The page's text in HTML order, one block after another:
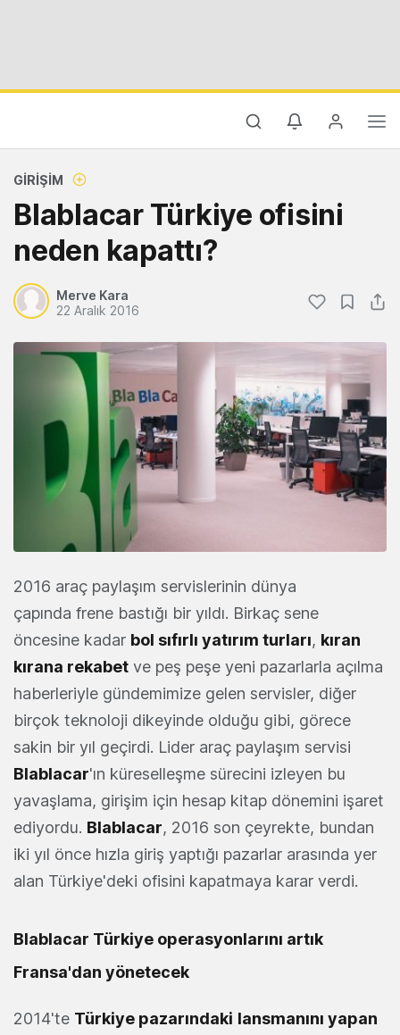
GIRIŞIM
Blablacar Türkiye ofisini
neden kapattı?
Merve Kara
22 Aralık 2016
2016 araç paylaşım servislerinin dünya
çapında frene bastığı bir yıldı. Birkaç sene
öncesine kadar bol sıfırlı yatırım turları, kıran
kırana rekabet ve peş peşe yeni pazarlarla açılma
haberleriyle gündemimize gelen servisler, diğer
birçok teknoloji dikeyinde olduğu gibi, görece
sakin bir yıl geçirdi. Lider araç paylaşım servisi
Blablacar'ın küreselleşme sürecini izleyen bu
yavaşlama, girişim için hesap kitap dönemini işaret
ediyordu. Blablacar, 2016 son çeyrekte, bundan
iki yıl önce hızla giriş yaptığı pazarlar arasında yer
alan Türkiye'deki ofisini kapatmaya karar verdi.
Blablacar Türkiye operasyonlarını artık
Fransa'dan yönetecek
2014'te Türkiye pazarındaki lansmanını yapan